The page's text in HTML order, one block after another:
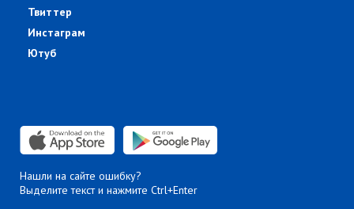
Твиттер
Инстаграм
Ютуб
Нашли на сайте ошибку?
Выделите текст и нажмите Ctrl+Enter